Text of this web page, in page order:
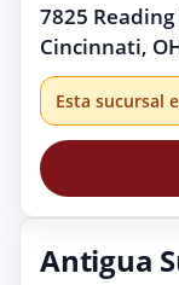
7825 Reading
Cincinnati,
Esta sucursal
Antigua